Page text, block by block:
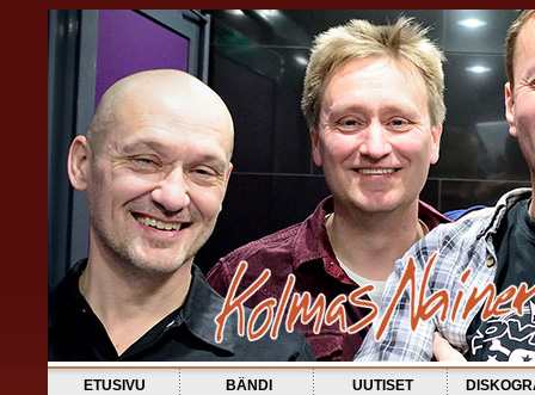
ETUSIVU BÄNDI UUTISET